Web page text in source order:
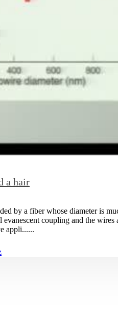
a hair
by a fiber whose diameter is
coupling and the
appli......